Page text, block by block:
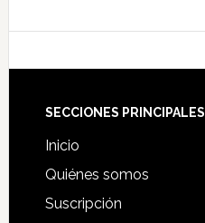
Footer
SECCIONES PRINCIPALES
Inicio
Quiénes somos
Suscripción